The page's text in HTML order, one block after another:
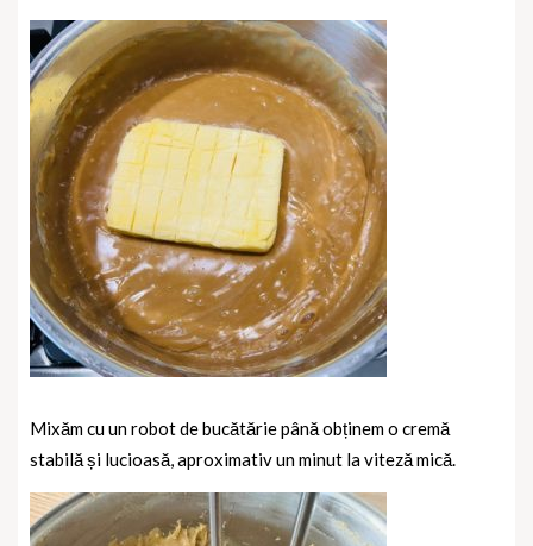
Mixăm cu un robot de bucătărie până obținem o cremă
stabilă și lucioasă, aproximativ un minut la viteză mică.